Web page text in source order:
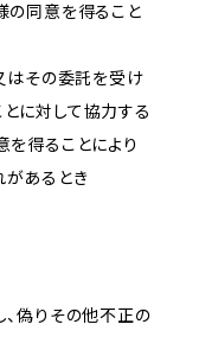
の同意を得ること
はその委託を受け
に対して協力する
得ることにより
あるとき
偽りその他不正の